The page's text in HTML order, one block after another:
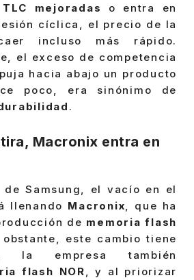
TLC mejoradas
o entra en
cíclica, el precio de la
incluso más rápido.
el exceso de competencia
hacia abajo un producto
poco, era sinónimo de
.
Macronix entra en
Samsung, el vacío en el
llenando Macronix , que ha
de memoria flash
obstante, este cambio tiene
la empresa también
flash NOR , y al priorizar